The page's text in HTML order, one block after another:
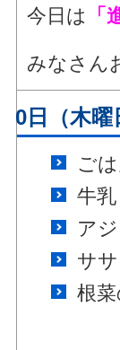
今日は
みなさん
日（木曜
ご
牛乳
ア
サ
根